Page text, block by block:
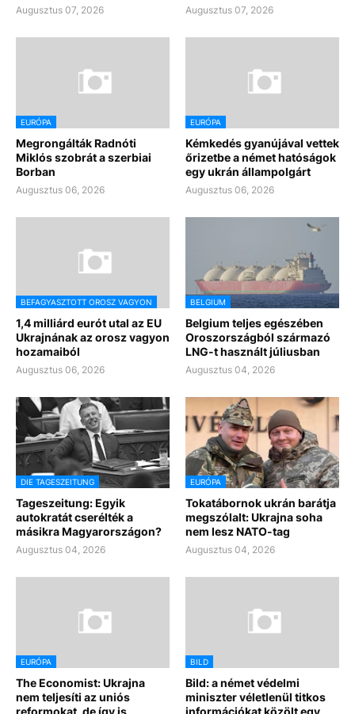
Augusztus 07, 2026 Augusztus 07, 2026
EURÓPA
Megrongálták Radnóti
Miklós szobrát a szerbiai
Borban
Augusztus 06, 2026
EURÓPA
Kémkedés gyanújával vettek
őrizetbe a német hatóságok
egy ukrán állampolgárt
Augusztus 06, 2026
BEFAGYASZTOTT OROSZ VAGYON
1,4 milliárd eurót utal az EU
Ukrajnának az orosz vagyon
hozamaiból
Augusztus 06, 2026
BELGIUM
Belgium teljes egészében
Oroszországból származó
LNG-t használt júliusban
Augusztus 04, 2026
DIE TAGESZEITUNG
Tageszeitung: Egyik
autokratát cserélték a
másikra Magyarországon?
Augusztus 04, 2026
EURÓPA
Tokatábornok ukrán barátja
megszólalt: Ukrajna soha
nem lesz NATO-tag
Augusztus 04, 2026
EURÓPA
The Economist: Ukrajna
nem teljesíti az uniós
BILD
Bild: a német védelmi
miniszter véletlenül titkos